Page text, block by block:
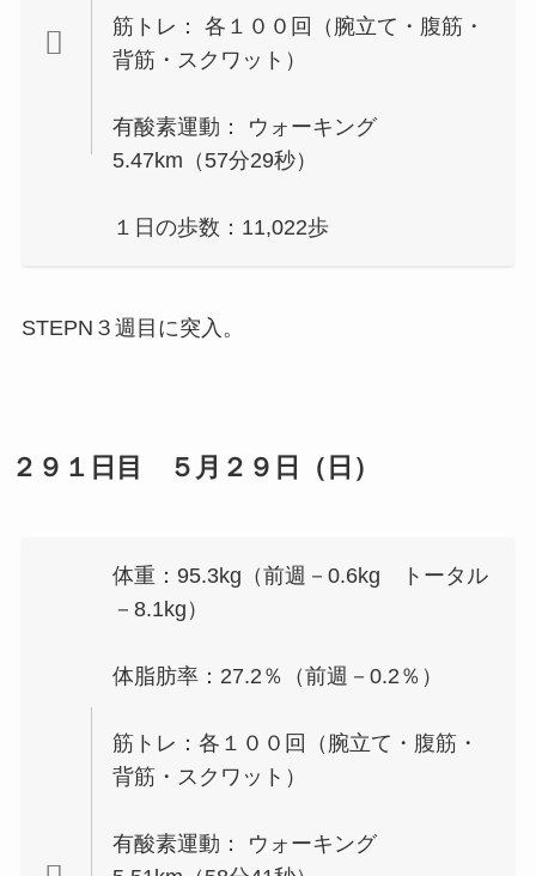
筋トレ： 各１００回（腕立て・腹筋・
背筋・スクワット）
有酸素運動： ウォーキング
5.47km（57分29秒）
１日の歩数：11,022歩
STEPN３週目に突入。
２９１日目 ５月２９日（日）
体重：95.3kg（前週－0.6kg トータル
－8.1kg）
体脂肪率：27.2％（前週－0.2％）
筋トレ：各１００回（腕立て・腹筋・
背筋・スクワット）
有酸素運動： ウォーキング